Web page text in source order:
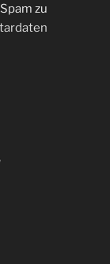
zu